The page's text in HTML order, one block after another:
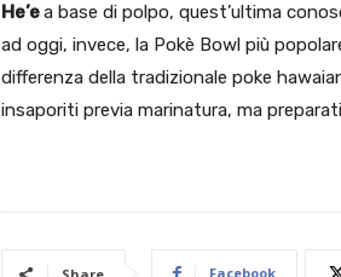
He’ea base di polpo, quest’ultima
ad oggi, invece, la Pokè Bowl più
differenza della tradizionale poke
insaporiti previa marinatura, ma
Facebook